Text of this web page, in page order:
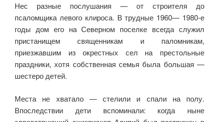
Нес разные послушания — от строителя до
псаломщика левого клироса. В трудные 1960— 1980-е
годы дом его на Северном поселке всегда служил
пристанищем священникам и паломникам,
приезжавшим из окрестных сел на престольные
праздники, хотя собственная семья была большая —
шестеро детей.
Места не хватало — стелили и спали на полу.
Впоследствии дети вспоминали: когда ныне